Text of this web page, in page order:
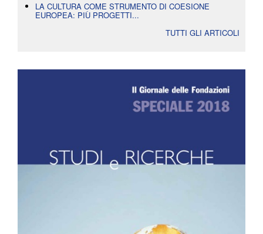
LA CULTURA COME STRUMENTO DI COESIONE
EUROPEA: PIÙ PROGETTI...
TUTTI GLI ARTICOLI